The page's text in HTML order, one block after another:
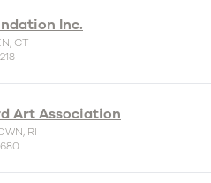
Inc.
CT
Art Association
RI